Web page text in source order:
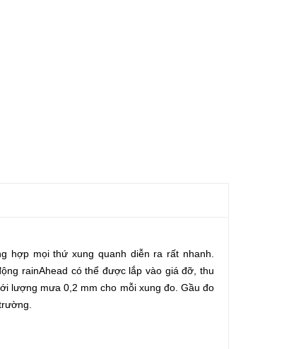
hợp mọi thứ xung quanh diễn ra rất nhanh.
rainAhead có thể được lắp vào giá đỡ,thu
lượng mưa 0,2 mm cho mỗi xung đo. Gầu đo